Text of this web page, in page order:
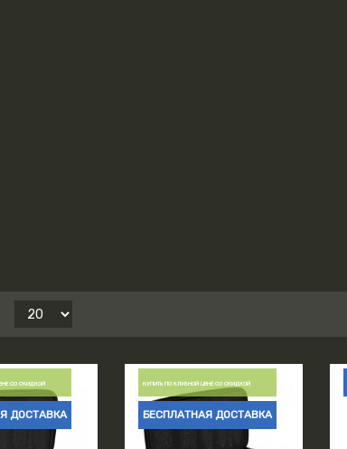
СО СКИДКОЙ
ДОСТАВКА
КУПИТЬ ПО КЛУБНОЙ ЦЕНЕ СО СКИДКОЙ
БЕСПЛАТНАЯ ДОСТАВКА